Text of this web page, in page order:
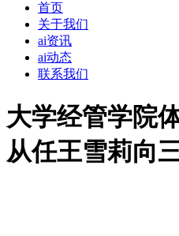
首页
关于我们
ai资讯
ai动态
联系我们
大学经管学院
从任王雪莉向